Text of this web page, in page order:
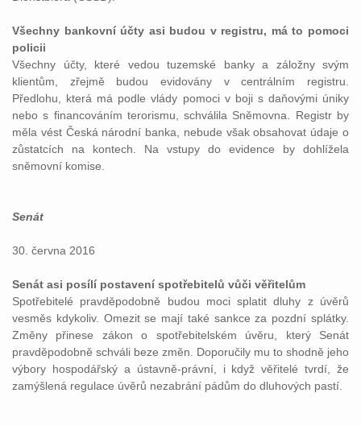
Všechny bankovní účty asi budou v registru, má to pomoci
policii
Všechny účty, které vedou tuzemské banky a záložny svým
klientům, zřejmě budou evidovány v centrálním registru.
Předlohu, která má podle vlády pomoci v boji s daňovými úniky
nebo s financováním terorismu, schválila Sněmovna. Registr by
měla vést Česká národní banka, nebude však obsahovat údaje o
zůstatcích na kontech. Na vstupy do evidence by dohlížela
sněmovní komise.
Senát
30. června 2016
Senát asi posílí postavení spotřebitelů vůči věřitelům
Spotřebitelé pravděpodobně budou moci splatit dluhy z úvěrů
vesměs kdykoliv. Omezit se mají také sankce za pozdní splátky.
Změny přinese zákon o spotřebitelském úvěru, který Senát
pravděpodobně schváli beze změn. Doporučily mu to shodně jeho
výbory hospodářský a ústavně-právní, i když věřitelé tvrdí, že
zamýšlená regulace úvěrů nezabrání pádům do dluhových pastí.